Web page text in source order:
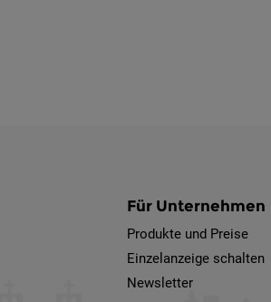
Für Unternehmen
Produkte und Preise
Einzelanzeige schalten
Newsletter